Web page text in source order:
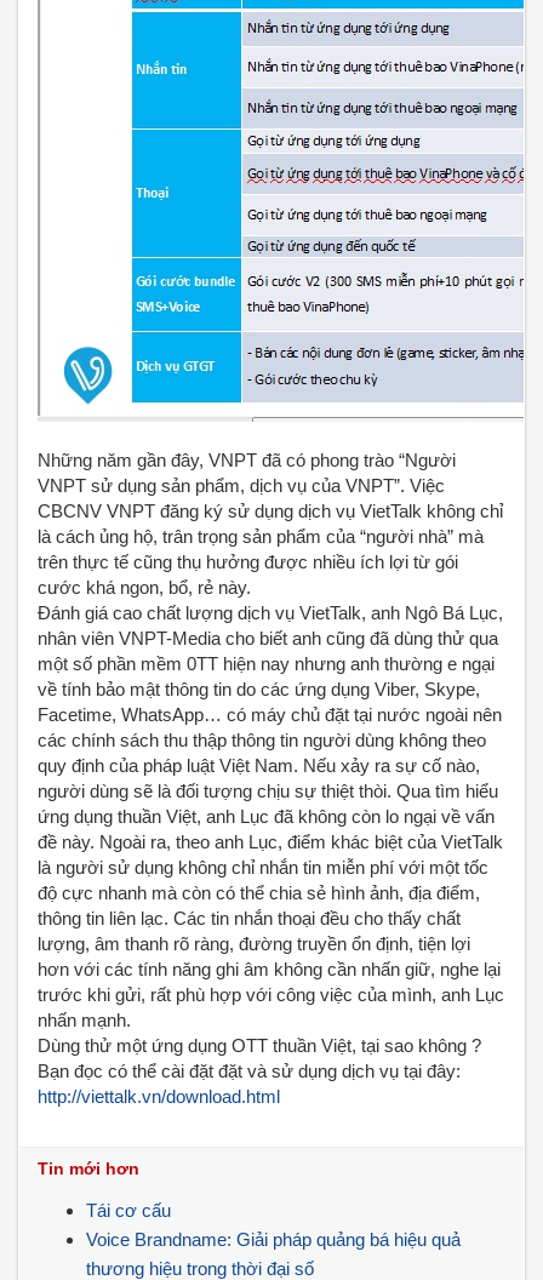
Những năm gần đây, VNPT đã có phong trào “Người
VNPT sử dụng sản phẩm, dịch vụ của VNPT”. Việc
CBCNV VNPT đăng ký sử dụng dịch vụ VietTalk không chỉ
là cách ủng hộ, trân trọng sản phẩm của “người nhà” mà
trên thực tế cũng thụ hưởng được nhiều ích lợi từ gói
cước khá ngon, bổ, rẻ này.
Đánh giá cao chất lượng dịch vụ VietTalk, anh Ngô Bá Lục,
nhân viên VNPT-Media cho biết anh cũng đã dùng thử qua
một số phần mềm 0TT hiện nay nhưng anh thường e ngại
về tính bảo mật thông tin do các ứng dụng Viber, Skype,
Facetime, WhatsApp… có máy chủ đặt tại nước ngoài nên
các chính sách thu thập thông tin người dùng không theo
quy định của pháp luật Việt Nam. Nếu xảy ra sự cố nào,
người dùng sẽ là đối tượng chịu sự thiệt thòi. Qua tìm hiểu
ứng dụng thuần Việt, anh Lục đã không còn lo ngại về vấn
đề này. Ngoài ra, theo anh Lục, điểm khác biệt của VietTalk
là người sử dụng không chỉ nhắn tin miễn phí với một tốc
độ cực nhanh mà còn có thể chia sẻ hình ảnh, địa điểm,
thông tin liên lạc. Các tin nhắn thoại đều cho thấy chất
lượng, âm thanh rõ ràng, đường truyền ổn định, tiện lợi
hơn với các tính năng ghi âm không cần nhấn giữ, nghe lại
trước khi gửi, rất phù hợp với công việc của mình, anh Lục
nhấn mạnh.
Dùng thử một ứng dụng OTT thuần Việt, tại sao không ?
Bạn đọc có thể cài đặt đặt và sử dụng dịch vụ tại đây:
http://viettalk.vn/download.html
Tin mới hơn
Tái cơ cấu
Voice Brandname: Giải pháp quảng bá hiệu quả
thương hiệu trong thời đại số